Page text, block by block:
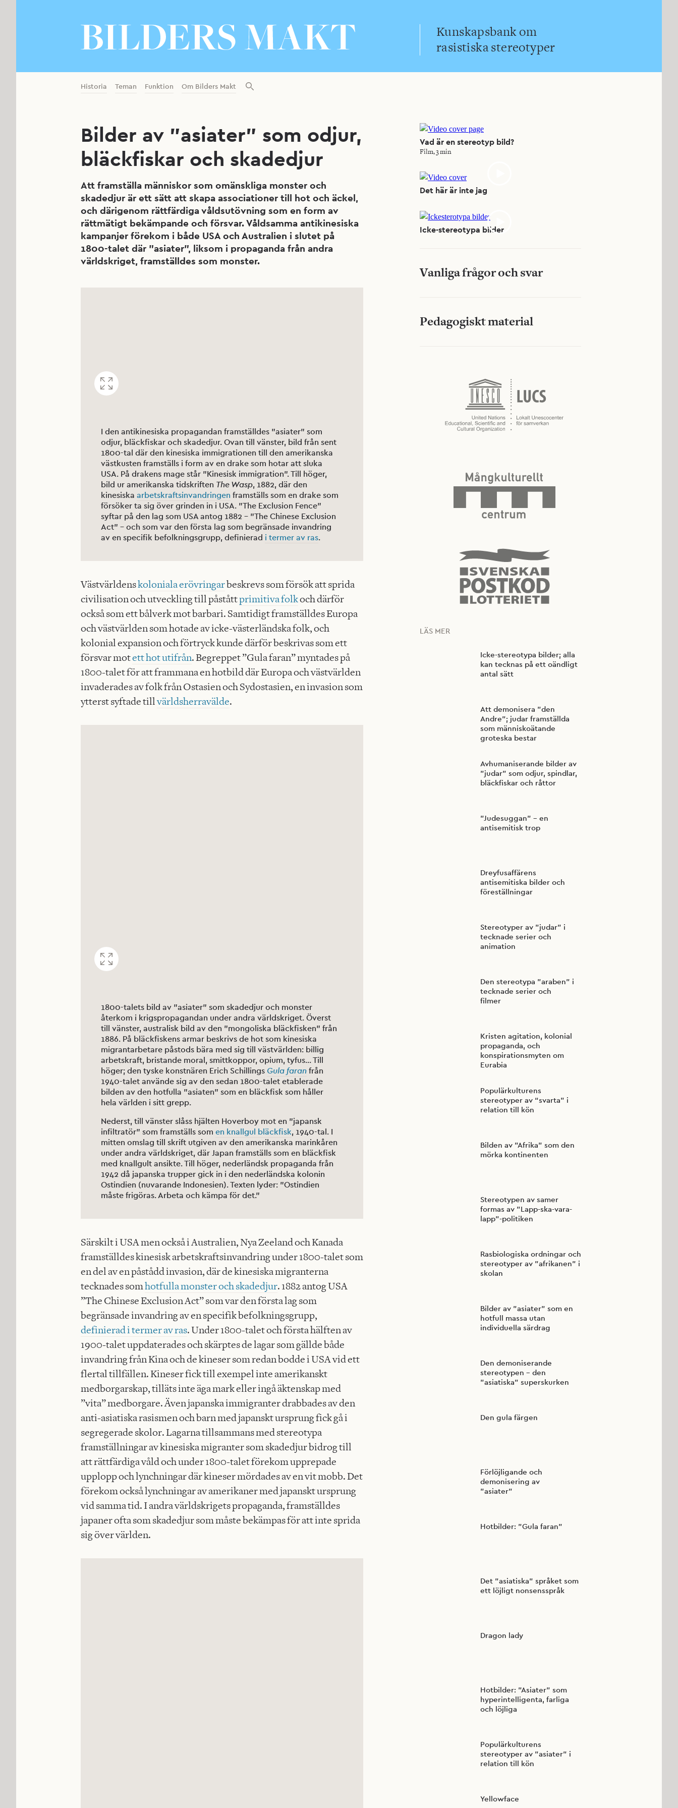
Kunskapsbank om
rasistiska stereotyper
Historia Teman Funktion Om Bilders Makt
Bilder av ”asiater” som odjur,
bläckfiskar och skadedjur
Att framställa människor som omänskliga monster och
skadedjur är ett sätt att skapa associationer till hot och äckel,
och därigenom rättfärdiga våldsutövning som en form av
rättmätigt bekämpande och försvar. Våldsamma antikinesiska
kampanjer förekom i både USA och Australien i slutet på
1800-talet där ”asiater”, liksom i propaganda från andra
världskriget, framställdes som monster.
I den antikinesiska propagandan framställdes ”asiater” som
odjur, bläckfiskar och skadedjur. Ovan till vänster, bild från sent
1800-tal där den kinesiska immigrationen till den amerikanska
västkusten framställs i form av en drake som hotar att sluka
USA. På drakens mage står ”Kinesisk immigration”. Till höger,
bild ur amerikanska tidskriften The Wasp, 1882, där den
kinesiska arbetskraftsinvandringen framställs som en drake som
försöker ta sig över grinden in i USA. ”The Exclusion Fence”
syftar på den lag som USA antog 1882 – ”The Chinese Exclusion
Act” – och som var den första lag som begränsade invandring
av en specifik befolkningsgrupp, definierad i termer av ras.
Västvärldenskoloniala erövringarbeskrevs som försök att sprida
civilisation och utveckling till påståttprimitiva folkoch därför
också som ett bålverk mot barbari. Samtidigt framställdes Europa
och västvärlden som hotade av icke-västerländska folk, och
kolonial expansion och förtryck kunde därför beskrivas som ett
försvar motett hot utifrån. Begreppet ”Gula faran” myntades på
1800-talet för att frammana en hotbild där Europa och västvärlden
invaderades av folk från Ostasien och Sydostasien, en invasion som
ytterst syftade tillvärldsherravälde.
1800-talets bild av ”asiater” som skadedjur och monster
återkom i krigspropagandan under andra världskriget. Överst
till vänster, australisk bild av den ”mongoliska bläckfisken” från
1886. På bläckfiskens armar beskrivs de hot som kinesiska
migrantarbetare påstods bära med sig till västvärlden: billig
arbetskraft, bristande moral, smittkoppor, opium, tyfus... Till
höger; den tyske konstnären Erich Schillings Gula faranfrån
1940-talet använde sig av den sedan 1800-talet etablerade
bilden av den hotfulla ”asiaten” som en bläckfisk som håller
hela världen i sitt grepp.
Nederst, till vänster slåss hjälten Hoverboy mot en ”japansk
infiltratör” som framställs som en knallgul bläckfisk, 1940-tal. I
mitten omslag till skrift utgiven av den amerikanska marinkåren
under andra världskriget, där Japan framställs som en bläckfisk
med knallgult ansikte. Till höger, nederländsk propaganda från
1942 då japanska trupper gick in i den nederländska kolonin
Ostindien (nuvarande Indonesien). Texten lyder: ”Ostindien
måste frigöras. Arbeta och kämpa för det.”
Särskilt i USA men också i Australien, Nya Zeeland och Kanada
framställdes kinesisk arbetskraftsinvandring under 1800-talet som
en del av en påstådd invasion, där de kinesiska migranterna
tecknades somhotfulla monster och skadedjur. 1882 antog USA
”The Chinese Exclusion Act” som var den första lag som
begränsade invandring av en specifik befolkningsgrupp,
definierad i termer av ras. Under 1800-talet och första hälften av
1900-talet uppdaterades och skärptes de lagar som gällde både
invandring från Kina och de kineser som redan bodde i USA vid ett
flertal tillfällen. Kineser fick till exempel inte amerikanskt
medborgarskap, tilläts inte äga mark eller ingå äktenskap med
”vita” medborgare. Även japanska immigranter drabbades av den
anti-asiatiska rasismen och barn med japanskt ursprung fick gå i
segregerade skolor. Lagarna tillsammans med stereotypa
framställningar av kinesiska migranter som skadedjur bidrog till
att rättfärdiga våld och under 1800-talet förekom upprepade
upplopp och lynchningar där kineser mördades av en vit mobb. Det
förekom också lynchningar av amerikaner med japanskt ursprung
vid samma tid. I andra världskrigets propaganda, framställdes
japaner ofta som skadedjur som måste bekämpas för att inte sprida
sig över världen.
Vad är en stereotyp bild?
Film, 3 min
Det här är inte jag
Icke-stereotypa bilder
Vanliga frågor och svar
Pedagogiskt material
LÄS MER
Icke-stereotypa bilder; alla
kan tecknas på ett oändligt
antal sätt
Att demonisera ”den
Andre”; judar framställda
som människoätande
groteska bestar
Avhumaniserande bilder av
”judar” som odjur, spindlar,
bläckfiskar och råttor
”Judesuggan” – en
antisemitisk trop
Dreyfusaffärens
antisemitiska bilder och
föreställningar
Stereotyper av ”judar” i
tecknade serier och
animation
Den stereotypa ”araben” i
tecknade serier och
filmer
Kristen agitation, kolonial
propaganda, och
konspirationsmyten om
Eurabia
Populärkulturens
stereotyper av “svarta” i
relation till kön
Bilden av ”Afrika” som den
mörka kontinenten
Stereotypen av samer
formas av ”Lapp-ska-vara-
lapp”-politiken
Rasbiologiska ordningar och
stereotyper av ”afrikanen” i
skolan
Bilder av ”asiater” som en
hotfull massa utan
individuella särdrag
Den demoniserande
stereotypen - den
”asiatiska” superskurken
Den gula färgen
Förlöjligande och
demonisering av
”asiater”
Hotbilder: ”Gula faran”
Det ”asiatiska” språket som
ett löjligt nonsensspråk
Dragon lady
Hotbilder: ”Asiater” som
hyperintelligenta, farliga
och löjliga
Populärkulturens
stereotyper av ”asiater” i
relation till kön
Yellowface